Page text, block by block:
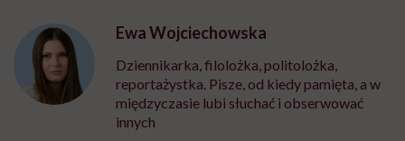
Ewa Wojciechowska
Dziennikarka, filolożka, politolożka,
reportażystka. Pisze, od kiedy pamięta, a w
międzyczasie lubi słuchać i obserwować
innych